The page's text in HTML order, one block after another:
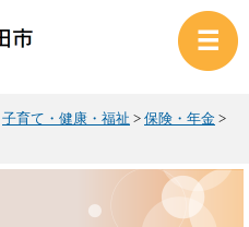
子育て・健康・福祉 > 保険・年金 >